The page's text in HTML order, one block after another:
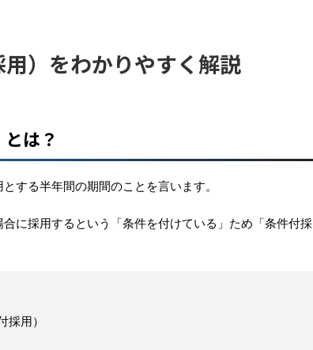
）をわかりやすく解説
は？
する半年間の期間のことを言います。
に採用するという「条件を付けている」ため「条件付採
採用）